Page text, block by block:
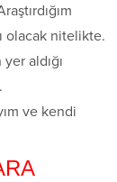
olacak nitelikte.
aldığı
ve kendi